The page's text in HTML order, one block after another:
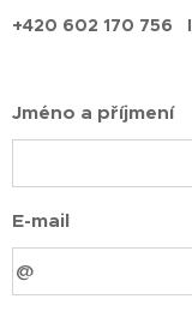
+420 602 170 756
Jméno a příjmení
E-mail